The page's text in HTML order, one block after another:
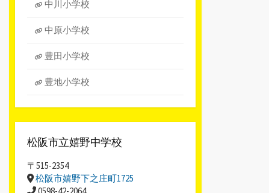
中川小学校
中原小学校
豊田小学校
豊地小学校
松阪市立嬉野中学校
〒515-2354
松阪市嬉野下之庄町1725
0598-42-2064